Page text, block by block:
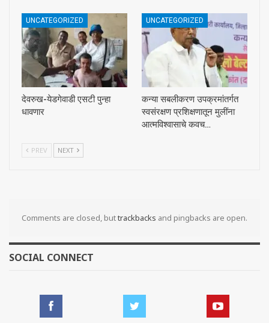
UNCATEGORIZED
देवरुख-येडगेवाडी एसटी पुन्हा
धावणार
UNCATEGORIZED
कन्या सबलीकरण उपक्रमांतर्गत
स्वसंरक्षण प्रशिक्षणातून मुलींना
आत्मविश्वासाचे कवच…
PREV NEXT
Comments are closed, buttrackbacks and pingbacks are open.
SOCIAL CONNECT